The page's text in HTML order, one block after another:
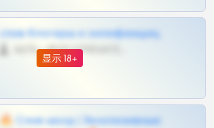
显示 18+
слив блогерш и онлифанщиц
4675 •
🔥 Слив шкод | Эксклюзивные